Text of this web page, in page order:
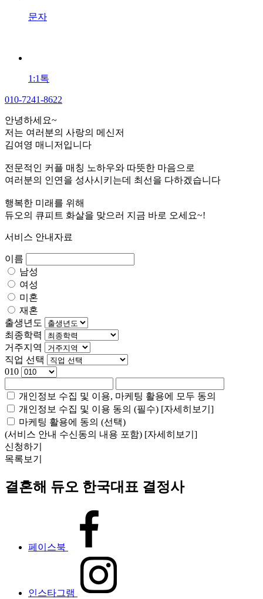
문자
1:1톡
010-7241-8622
안녕하세요~
저는 여러분의 사랑의 메신저
김여영 매니저입니다
전문적인 커플 매칭 노하우와 따뜻한 마음으로
여러분의 인연을 성사시키는데 최선을 다하겠습니다
행복한 미래를 위해
듀오의 큐피트 화살을 맞으러 지금 바로 오세요~!
서비스 안내자료
이름
남성
여성
미혼
재혼
출생년도
최종학력
거주지역
직업 선택
010
개인정보 수집 및 이용, 마케팅 활용에 모두 동의
개인정보 수집 및 이용 동의 (필수) [자세히보기]
마케팅 활용에 동의 (선택)
(서비스 안내 수신동의 내용 포함) [자세히보기]
신청하기
목록보기
결혼해 듀오 한국대표 결정사
페이스북
인스타그램